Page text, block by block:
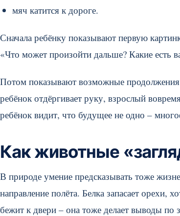
мяч катится к дороге.
Сначала ребёнку показывают первую
«Что может произойти дальше? Какие есть
Потом показывают возможные
ребёнок отдёргивает руку, взрослый
ребёнок видит, что будущее не одно –
Как животные
В природе умение предсказывать тоже
направление полёта. Белка запасает орехи,
бежит к двери – она тоже делает выводы по